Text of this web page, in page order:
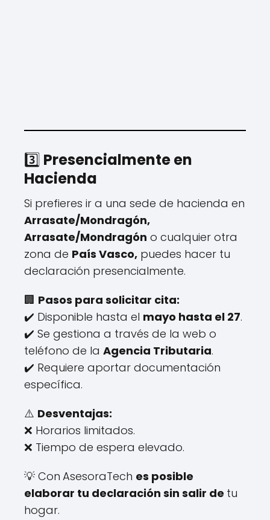
3️⃣ Presencialmente en
Hacienda
Si prefieres ir a una sede de hacienda en
Arrasate/Mondragón,
Arrasate/Mondragón o cualquier otra
zona de País Vasco, puedes hacer tu
declaración presencialmente.
🏢 Pasos para solicitar cita:
✔️ Disponible hasta el mayo hasta el 27.
✔️ Se gestiona a través de la web o
teléfono de la Agencia Tributaria.
✔️ Requiere aportar documentación
específica.
⚠️ Desventajas:
❌ Horarios limitados.
❌ Tiempo de espera elevado.
💡 Con AsesoraTech es posible
elaborar tu declaración sin salir de tu
hogar.